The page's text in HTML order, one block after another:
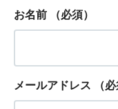
お名前 （必須）
メールアドレス （必